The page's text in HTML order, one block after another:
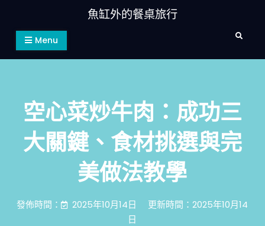
content
魚缸外的餐桌旅行
Menu Search
空心菜炒牛肉：成功三
大關鍵、食材挑選與完
美做法教學
發佈時間： 2025年10月14日
更新時間：2025年10月14
日